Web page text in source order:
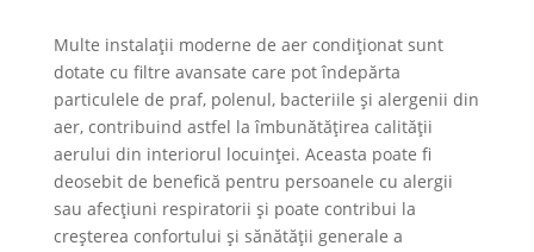
Multe instalații moderne de aer condiționat sunt
dotate cu filtre avansate care pot îndepărta
particulele de praf, polenul, bacteriile și alergenii din
aer, contribuind astfel la îmbunătățirea calității
aerului din interiorul locuinței. Aceasta poate fi
deosebit de benefică pentru persoanele cu alergii
sau afecțiuni respiratorii și poate contribui la
creșterea confortului și sănătății generale a